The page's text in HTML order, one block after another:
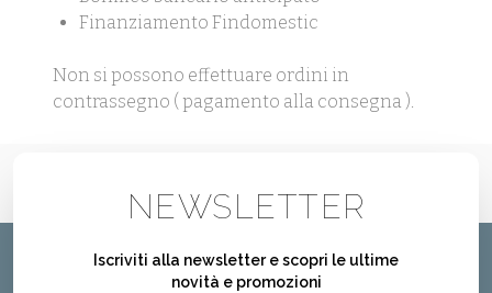
Finanziamento Findomestic
Non si possono effettuare ordini in
contrassegno ( pagamento alla consegna ).
NEWSLETTER
Iscriviti alla newsletter e scopri le ultime
novità e promozioni